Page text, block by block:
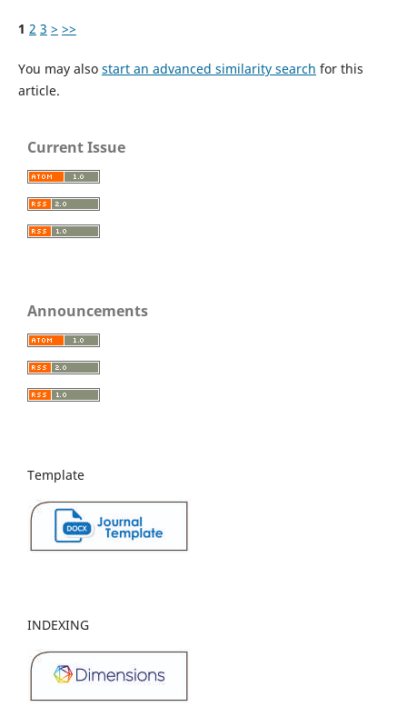
1 2 3 > >>
You may also start an advanced similarity search for this
article.
Current Issue
Announcements
Template
INDEXING